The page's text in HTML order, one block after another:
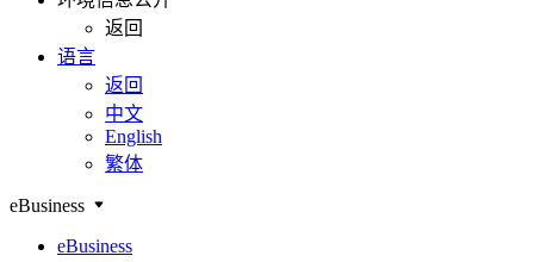
返回
语言
返回
中文
English
繁体
eBusiness
eBusiness